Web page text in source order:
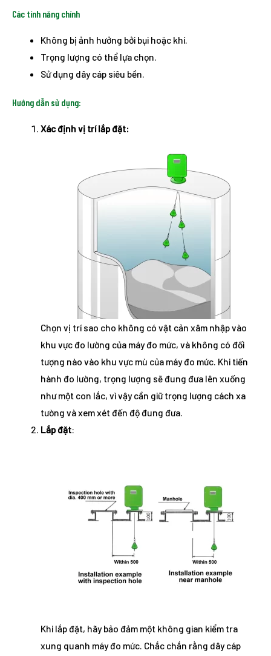
Các tính năng chính
Không bị ảnh hưởng bởi bụi hoặc khí.
Trọng lượng có thể lựa chọn.
Sử dụng dây cáp siêu bền.
Hướng dẫn sử dụng:
Xác định vị trí lắp đặt:
Chọn vị trí sao cho không có vật cản xâm nhập vào
khu vực đo lường của máy đo mức, và không có đối
tượng nào vào khu vực mù của máy đo mức. Khi tiến
hành đo lường, trọng lượng sẽ đung đưa lên xuống
như một con lắc, vì vậy cần giữ trọng lượng cách xa
tường và xem xét đến độ đung đưa.
Lắp đặt:
Khi lắp đặt, hãy bảo đảm một không gian kiểm tra
xung quanh máy đo mức. Chắc chắn rằng dây cáp